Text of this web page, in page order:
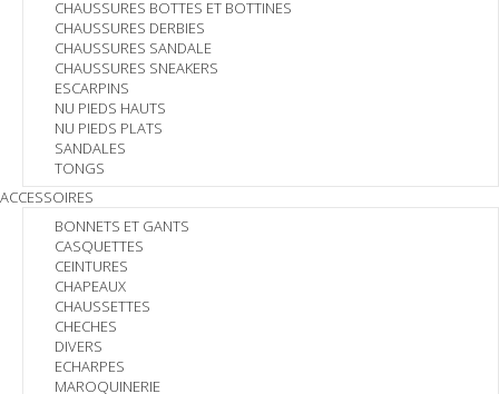
CHAUSSURES BOTTES ET BOTTINES
CHAUSSURES DERBIES
CHAUSSURES SANDALE
CHAUSSURES SNEAKERS
ESCARPINS
NU PIEDS HAUTS
NU PIEDS PLATS
SANDALES
TONGS
ACCESSOIRES
BONNETS ET GANTS
CASQUETTES
CEINTURES
CHAPEAUX
CHAUSSETTES
CHECHES
DIVERS
ECHARPES
MAROQUINERIE